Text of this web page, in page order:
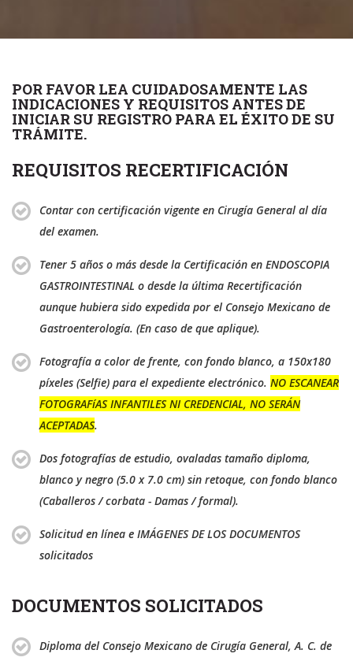
POR FAVOR LEA CUIDADOSAMENTE LAS
INDICACIONES Y REQUISITOS ANTES DE
INICIAR SU REGISTRO PARA EL ÉXITO DE SU
TRÁMITE.
REQUISITOS RECERTIFICACIÓN
Contar con certificación vigente en Cirugía General al día
del examen.
Tener 5 años o más desde la Certificación en ENDOSCOPIA
GASTROINTESTINAL o desde la última Recertificación
aunque hubiera sido expedida por el Consejo Mexicano de
Gastroenterología. (En caso de que aplique).
Fotografía a color de frente, con fondo blanco, a 150x180
píxeles (Selfie) para el expediente electrónico. NO ESCANEAR
FOTOGRAFíAS INFANTILES NI CREDENCIAL, NO SERÁN
ACEPTADAS.
Dos fotografías de estudio, ovaladas tamaño diploma,
blanco y negro (5.0 x 7.0 cm) sin retoque, con fondo blanco
(Caballeros / corbata - Damas / formal).
Solicitud en línea e IMÁGENES DE LOS DOCUMENTOS
solicitados
DOCUMENTOS SOLICITADOS
Diploma del Consejo Mexicano de Cirugía General, A. C. de